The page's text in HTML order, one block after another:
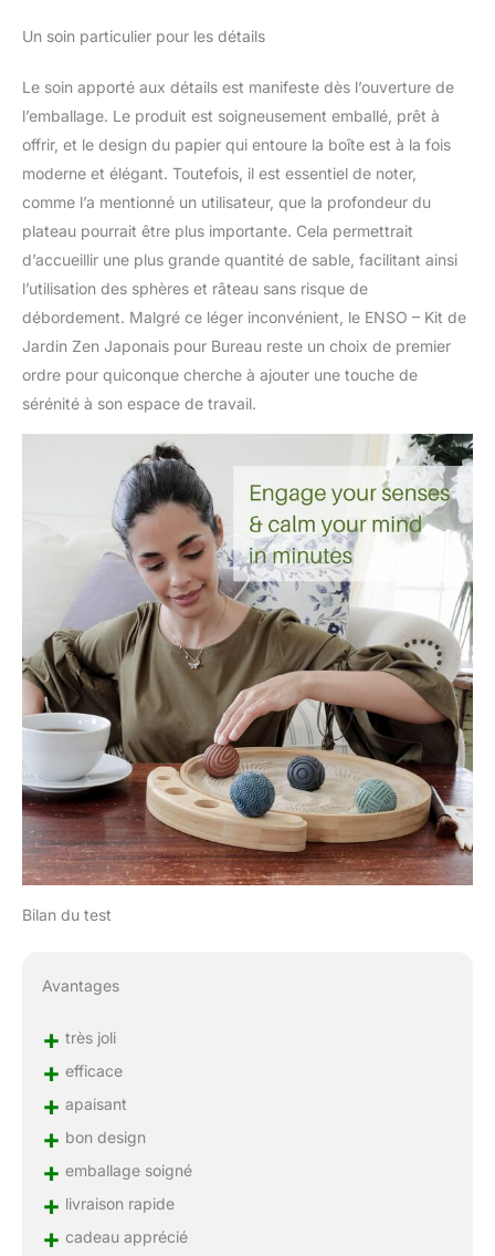
Un soin particulier pour les détails
Le soin apporté aux détails est manifeste dès l’ouverture de
l’emballage. Le produit est soigneusement emballé, prêt à
offrir, et le design du papier qui entoure la boîte est à la fois
moderne et élégant. Toutefois, il est essentiel de noter,
comme l’a mentionné un utilisateur, que la profondeur du
plateau pourrait être plus importante. Cela permettrait
d’accueillir une plus grande quantité de sable, facilitant ainsi
l’utilisation des sphères et râteau sans risque de
débordement. Malgré ce léger inconvénient, le ENSO – Kit de
Jardin Zen Japonais pour Bureau reste un choix de premier
ordre pour quiconque cherche à ajouter une touche de
sérénité à son espace de travail.
Bilan du test
Avantages
+ très joli
+ efficace
+ apaisant
+ bon design
+ emballage soigné
+ livraison rapide
+ cadeau apprécié